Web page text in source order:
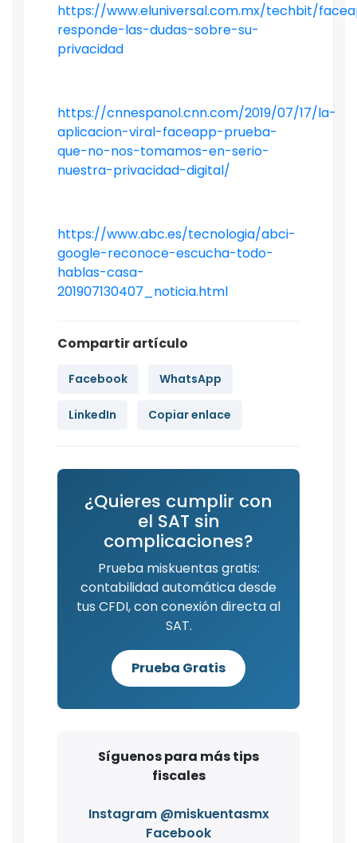
https://www.eluniversal.com.mx/techbit/
responde-las-dudas-sobre-su-
privacidad
https://cnnespanol.cnn.com/2019/07/17/la-
aplicacion-viral-faceapp-prueba-
que-no-nos-tomamos-en-serio-
nuestra-privacidad-digital/
https://www.abc.es/tecnologia/abci-
google-reconoce-escucha-todo-
hablas-casa-
201907130407_noticia.html
Compartir artículo
Facebook WhatsApp
LinkedIn Copiar enlace
¿Quieres cumplir con
el SAT sin
complicaciones?
Prueba miskuentas gratis:
contabilidad automática desde
tus CFDI, con conexión directa al
SAT.
Prueba Gratis
Síguenos para más tips
fiscales
Instagram @miskuentasmx
Facebook